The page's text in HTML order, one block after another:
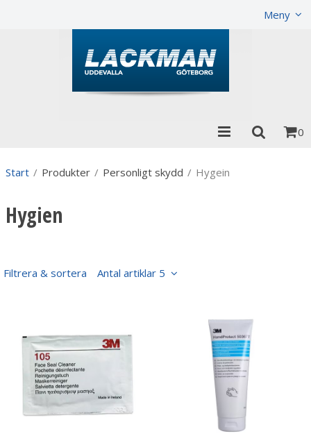
Meny
0
Start / Produkter / Personligt skydd / Hygein
Hygien
Filtrera & sortera Antal artiklar 5